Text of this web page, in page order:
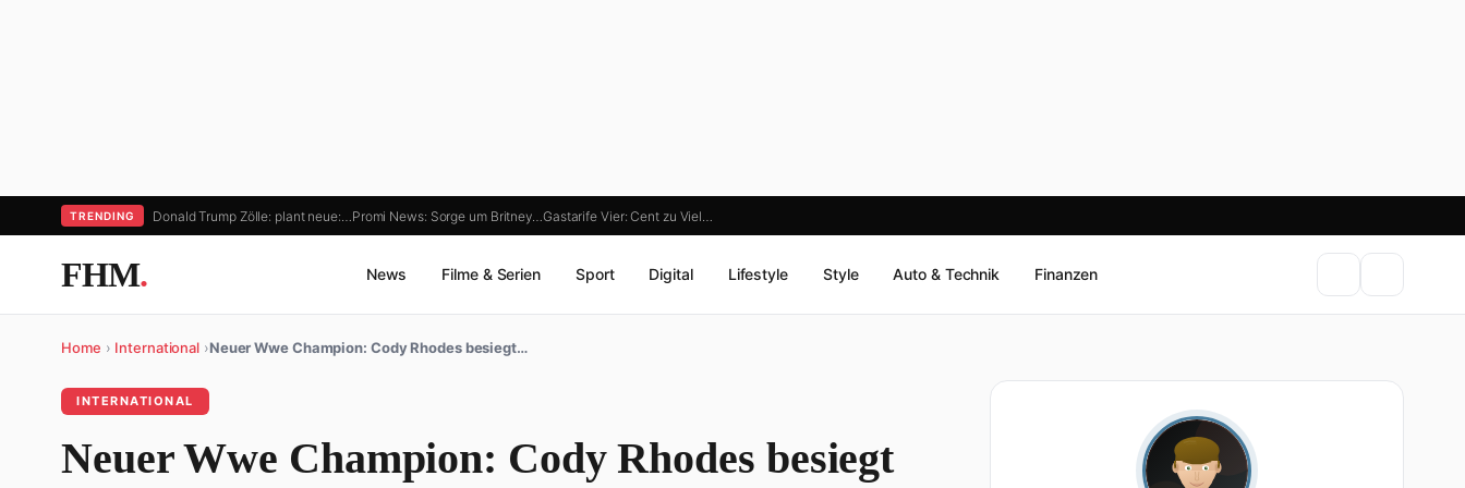
TRENDING Donald Trump Zölle: plant neue:… Promi News: Sorge um Britney… Gastarife Vier: Cent zu Viel…
FHM. News Filme & Serien Sport Digital Lifestyle Style Auto & Technik Finanzen
Home › International ›Neuer Wwe Champion: Cody Rhodes besiegt…
INTERNATIONAL
Neuer Wwe Champion: Cody Rhodes besiegt